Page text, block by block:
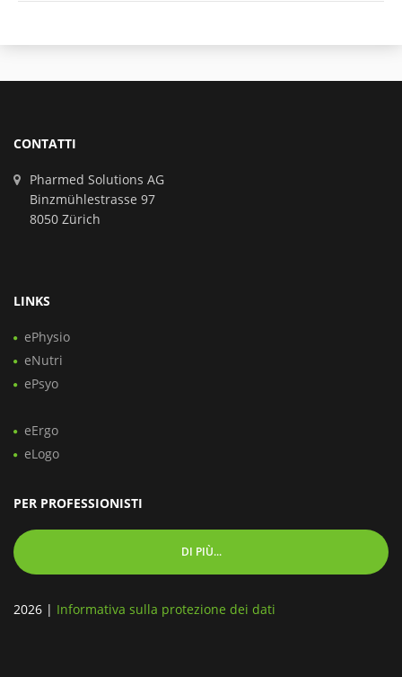
CONTATTI
Pharmed Solutions AG
Binzmühlestrasse 97
8050 Zürich
LINKS
ePhysio
eNutri
ePsyo
eErgo
eLogo
PER PROFESSIONISTI
DI PIÙ...
2026 | Informativa sulla protezione dei dati